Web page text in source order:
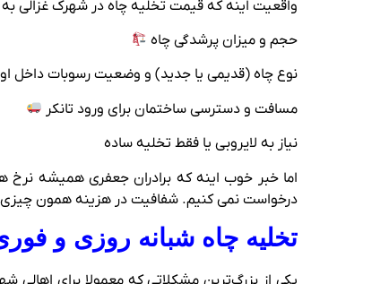
واقعیت اینه که قیمت تخلیه چاه در شهرک غزالی
حجم و میزان پرشدگی چاه
نوع چاه (قدیمی یا جدید) و وضعیت رسوبات داخل
مسافت و دسترسی ساختمان برای ورود تانکر
نیاز به لایروبی یا فقط تخلیه ساده
اما خبر خوب اینه که برادران جعفری همیشه نرخ‌
درخواست نمی‌ کنیم. شفافیت در هزینه همون
تخلیه چاه شبانه‌ روزی و
یکی از بزرگ‌ترین مشکلاتی که معمولا برای اهالی